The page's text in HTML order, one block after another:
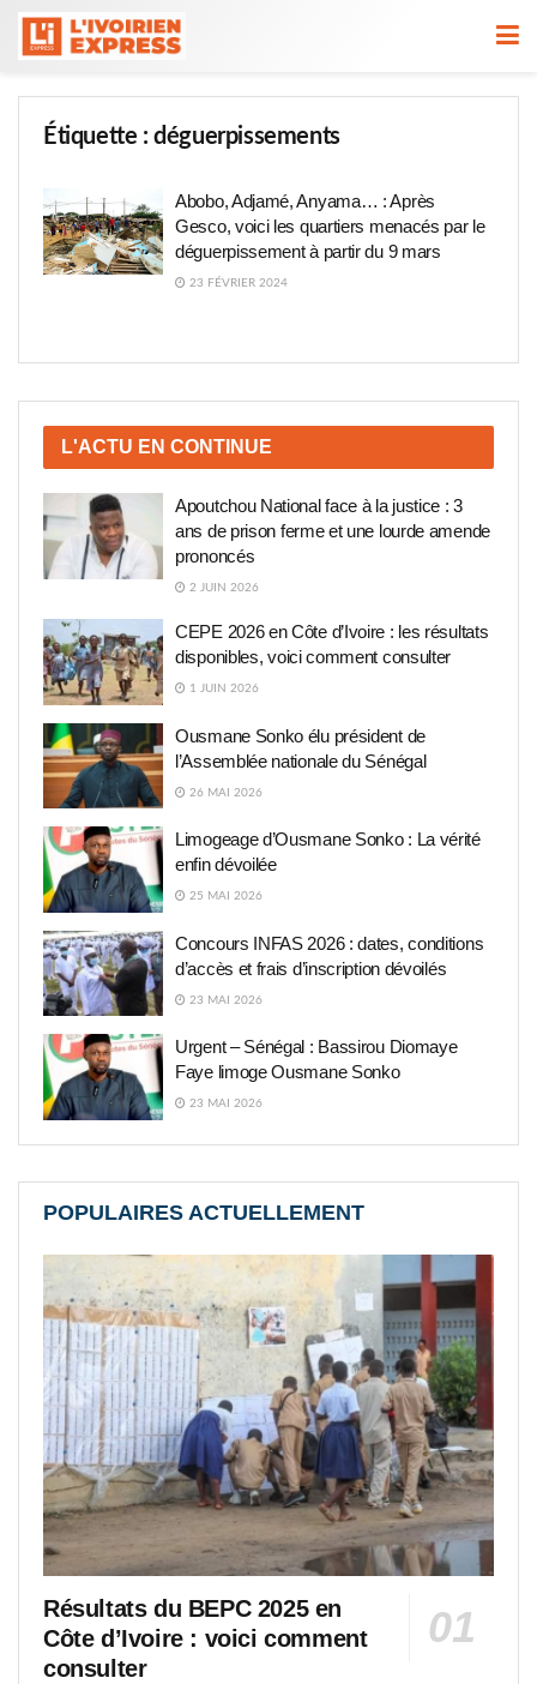
Étiquette :déguerpissements
Abobo, Adjamé, Anyama… : Après
Gesco, voici les quartiers menacés par le
déguerpissement à partir du 9 mars
23 FÉVRIER 2024
L'ACTU EN CONTINUE
Apoutchou National face à la justice : 3
ans de prison ferme et une lourde amende
prononcés
2 JUIN 2026
CEPE 2026 en Côte d’Ivoire : les résultats
disponibles, voici comment consulter
1 JUIN 2026
Ousmane Sonko élu président de
l’Assemblée nationale du Sénégal
26 MAI 2026
Limogeage d’Ousmane Sonko : La vérité
enfin dévoilée
25 MAI 2026
Concours INFAS 2026 : dates, conditions
d’accès et frais d’inscription dévoilés
23 MAI 2026
Urgent – Sénégal : Bassirou Diomaye
Faye limoge Ousmane Sonko
23 MAI 2026
POPULAIRES ACTUELLEMENT
Résultats du BEPC 2025 en
Côte d’Ivoire : voici comment
consulter